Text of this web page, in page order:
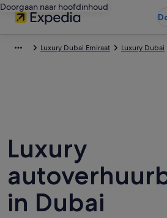
Doorgaan naar hoofdinhoud
Luxury Dubai Emiraat Luxury Dubai
Luxury
in Dubai